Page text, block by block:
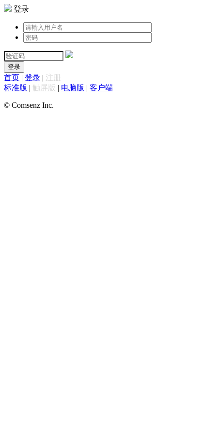
登录
登录
首页 | 登录 | 注册
标准版 | 触屏版 | 电脑版 | 客户端
© Comsenz Inc.